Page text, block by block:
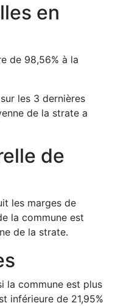
en
de 98,56% à la
sur les 3 dernières
de la strate a
de
les marges de
la commune est
de la strate.
la commune est plus
inférieure de 21,95%